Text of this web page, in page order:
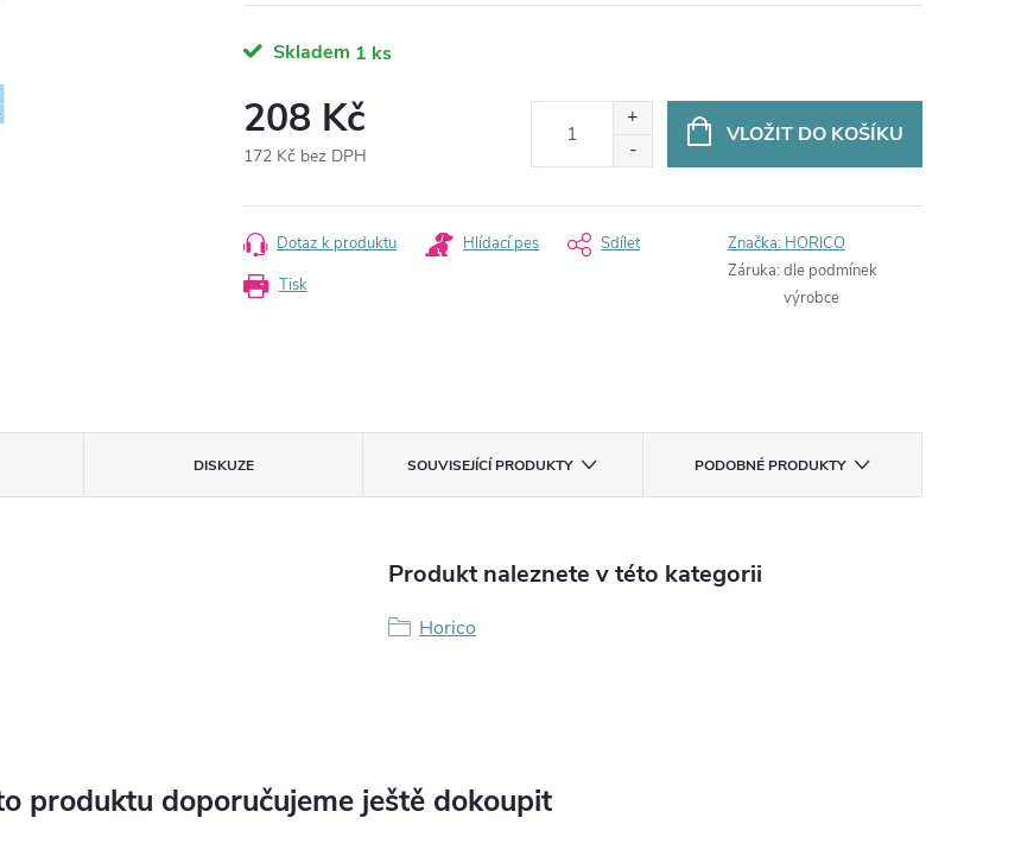
Skladem 1 ks
208 Kč
172 Kč bez DPH
cena:
VLOŽIT DO KOŠÍKU
Tisk
Dotaz k produktu Hlídací pes Sdílet Značka: HORICO
Záruka: dle podmínek
výrobce
DISKUZE SOUVISEJÍCÍ PRODUKTY PODOBNÉ PRODUKTY
Produkt naleznete v této kategorii
Horico
produktu doporučujeme ještě dokoupit